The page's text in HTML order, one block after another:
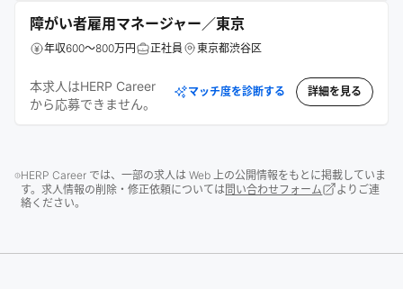
障がい者雇用マネージャー／東京
年収600～800万円 正社員 東京都渋谷区
本求人はHERP Career
から応募できません。
マッチ度を診断する 詳細を見る
HERP Career では、一部の求人は Web 上の公開情報をもとに掲載していま
す。求人情報の削除・修正依頼については問い合わせフォーム
よりご連
絡ください。